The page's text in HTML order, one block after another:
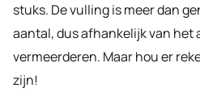
stuks. De vulling is meer dan
aantal, dus afhankelijk van het
vermeerderen. Maar hou er
zijn!